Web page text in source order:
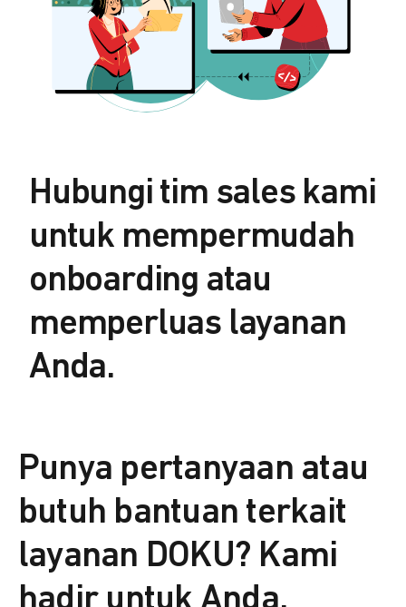
Hubungi tim sales kami
untuk mempermudah
onboarding atau
memperluas layanan
Anda.
Punya pertanyaan atau
butuh bantuan terkait
layanan DOKU? Kami